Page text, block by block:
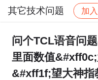
其它技术问题 加入
社区 其它技术问题
问个TCL语音问
里面数值
&#xff1f;望大神指